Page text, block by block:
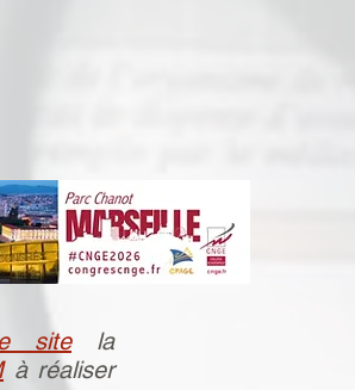
sitela
à réaliser